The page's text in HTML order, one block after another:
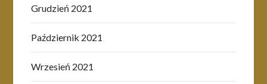
Grudzień 2021
Październik 2021
Wrzesień 2021